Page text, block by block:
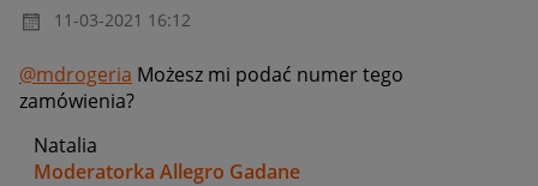
‎11-03-2021 16:12
@mdrogeria Możesz mi podać numer tego
zamówienia?
Natalia
Moderatorka Allegro Gadane